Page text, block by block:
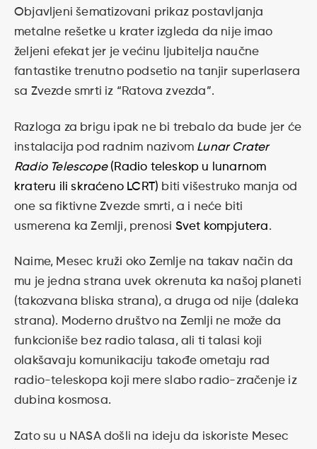
Objavljeni šematizovani prikaz postavljanja
metalne rešetke u krater izgleda da nije imao
željeni efekat jer je većinu ljubitelja naučne
fantastike trenutno podsetio na tanjir superlasera
sa Zvezde smrti iz “Ratova zvezda”.
Razloga za brigu ipak ne bi trebalo da bude jer će
instalacija pod radnim nazivom Lunar Crater
Radio Telescope(Radio teleskop u lunarnom
krateru ili skraćeno LCRT) biti višestruko manja od
one sa fiktivne Zvezde smrti, a i neće biti
usmerena ka Zemlji, prenosi Svet kompjutera.
Naime, Mesec kruži oko Zemlje na takav način da
mu je jedna strana uvek okrenuta ka našoj planeti
(takozvana bliska strana), a druga od nije (daleka
strana). Moderno društvo na Zemlji ne može da
funkcioniše bez radio talasa, ali ti talasi koji
olakšavaju komunikaciju takođe ometaju rad
radio-teleskopa koji mere slabo radio-zračenje iz
dubina kosmosa.
Zato su u NASA došli na ideju da iskoriste Mesec